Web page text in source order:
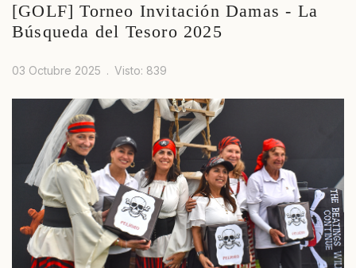
[GOLF] Torneo Invitación Damas - La
Búsqueda del Tesoro 2025
03 Octubre 2025 Visto: 839